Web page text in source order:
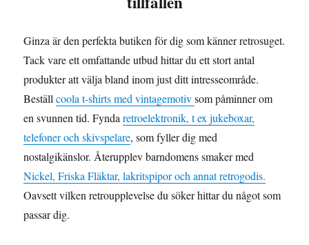
Ginza är den perfekta butiken för dig som känner retrosuget.
Tack vare ett omfattande utbud hittar du ett stort antal
produkter att välja bland inom just ditt intresseområde.
Beställcoola t-shirts med vintagemotivsom påminner om
en svunnen tid. Fyndaretroelektronik, t ex jukeboxar,
telefoner och skivspelare, som fyller dig med
nostalgikänslor. Återupplev barndomens smaker med
Nickel, Friska Fläktar, lakritspipor och annat retrogodis.
Oavsett vilken retroupplevelse du söker hittar du något som
passar dig.